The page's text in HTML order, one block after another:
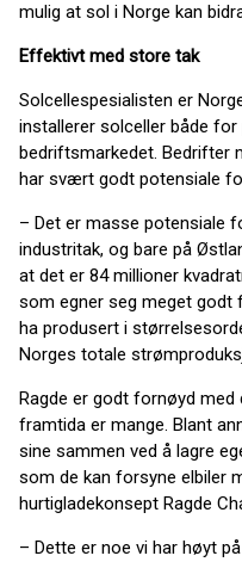
mulig at sol i Norge kan
Effektivt med store tak
Solcellespesialisten er
installerer solceller både
bedriftsmarkedet. Bedrifter
har svært godt potensiale
– Det er masse potensiale
industritak, og bare på
at det er 84 millioner
som egner seg meget godt
ha produsert i
Norges totale
Ragde er godt fornøyd
framtida er mange. Blant
sine sammen ved å lagre
som de kan forsyne elbiler
hurtigladekonsept Ragde
– Dette er noe vi har høyt